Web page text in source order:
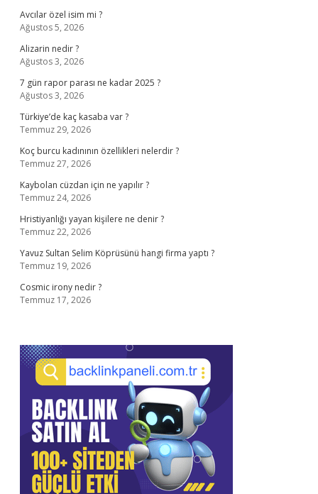
Avcılar özel isim mi ?
Ağustos 5, 2026
Alizarin nedir ?
Ağustos 3, 2026
7 gün rapor parası ne kadar 2025 ?
Ağustos 3, 2026
Türkiye’de kaç kasaba var ?
Temmuz 29, 2026
Koç burcu kadınının özellikleri nelerdir ?
Temmuz 27, 2026
Kaybolan cüzdan için ne yapılır ?
Temmuz 24, 2026
Hristiyanlığı yayan kişilere ne denir ?
Temmuz 22, 2026
Yavuz Sultan Selim Köprüsünü hangi firma yaptı ?
Temmuz 19, 2026
Cosmic irony nedir ?
Temmuz 17, 2026